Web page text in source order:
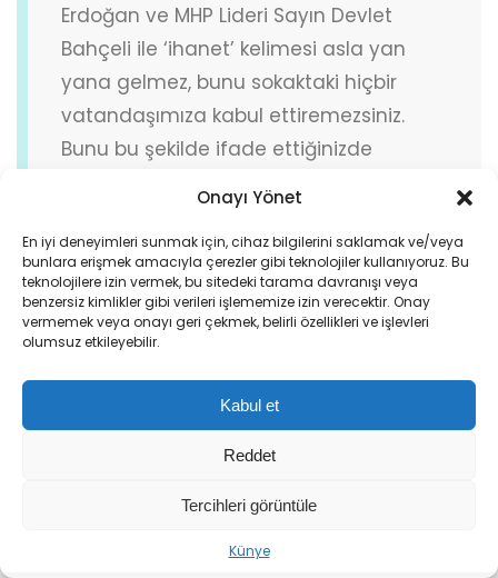
Onayı Yönet
En iyi deneyimleri sunmak için, cihaz bilgilerini saklamak ve/veya
bunlara erişmek amacıyla çerezler gibi teknolojiler kullanıyoruz. Bu
teknolojilere izin vermek, bu sitedeki tarama davranışı veya
benzersiz kimlikler gibi verileri işlememize izin verecektir. Onay
vermemek veya onayı geri çekmek, belirli özellikleri ve işlevleri
olumsuz etkileyebilir.
Kabul et
Reddet
Tercihleri görüntüle
Künye
Erdoğan ve MHP Lideri Sayın Devlet
Bahçeli ile ‘ihanet’ kelimesi asla yan
yana gelmez, bunu sokaktaki hiçbir
vatandaşımıza kabul ettiremezsiniz.
Bunu bu şekilde ifade ettiğinizde
bellidir. Sayın Cumhurbaşkanımızla
Sayın Bahçeli ile yan yana gelecek olan
kelime ‘vatanseverliktir.’ Birileri ihanet
için adres arıyorsa başka yere
baksınlar.”
“Türkiye’ye Ait Gemilerin Hedef
Alınması Kabul Edeceğimiz Bir